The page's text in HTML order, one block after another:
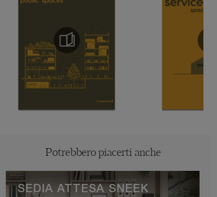
Potrebbero piacerti anche
SEDIA ATTESA SNEEK